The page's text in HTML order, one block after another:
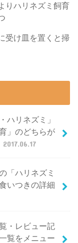
りハリネズミ飼育
受け皿を置くと掃
ハリネズミ」
」のどちらが
2017.06.17
「ハリネズミ
いつきの詳細
・レビュー記
覧をメニュー